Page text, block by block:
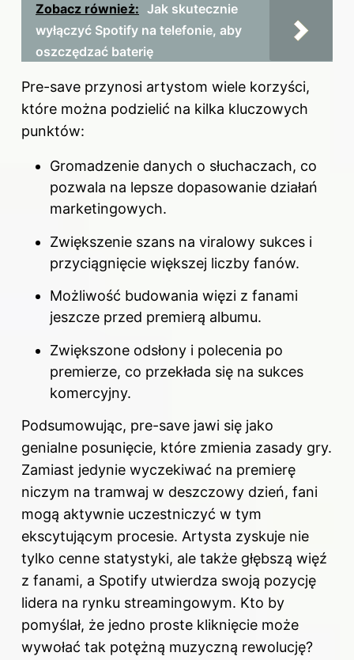
Zobacz również: Jak skutecznie
wyłączyć Spotify na telefonie, aby
oszczędzać baterię
Pre-save przynosi artystom wiele korzyści,
które można podzielić na kilka kluczowych
punktów:
Gromadzenie danych o słuchaczach, co
pozwala na lepsze dopasowanie działań
marketingowych.
Zwiększenie szans na viralowy sukces i
przyciągnięcie większej liczby fanów.
Możliwość budowania więzi z fanami
jeszcze przed premierą albumu.
Zwiększone odsłony i polecenia po
premierze, co przekłada się na sukces
komercyjny.
Podsumowując, pre-save jawi się jako
genialne posunięcie, które zmienia zasady gry.
Zamiast jedynie wyczekiwać na premierę
niczym na tramwaj w deszczowy dzień, fani
mogą aktywnie uczestniczyć w tym
ekscytującym procesie. Artysta zyskuje nie
tylko cenne statystyki, ale także głębszą więź
z fanami, a Spotify utwierdza swoją pozycję
lidera na rynku streamingowym. Kto by
pomyślał, że jedno proste kliknięcie może
wywołać tak potężną muzyczną rewolucję?